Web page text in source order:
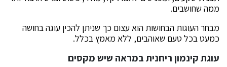
ממה שחושבים.
מבחר העוגות הבחושות הוא עצום כך שניתן להכין עוגה בחושה
כמעט בכל טעם שאוהבים, ללא מאמץ בכלל.
עוגת קינמון ריחנית במראה שיש מקסים